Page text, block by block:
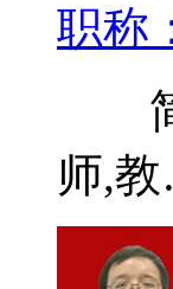
职称
简
师,